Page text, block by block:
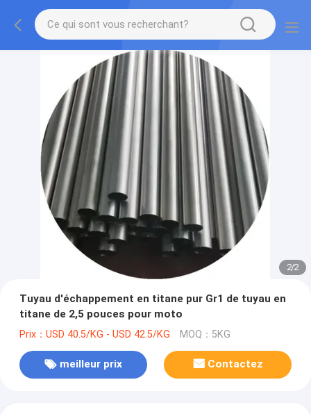
2/2
Tuyau d'échappement en titane pur Gr1 de tuyau en
titane de 2,5 pouces pour moto
Prix：USD 40.5/KG - USD 42.5/KG MOQ：5KG
meilleur prix Contactez